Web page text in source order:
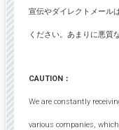
宣伝やダイレクトメール
ください。あまりに悪質
CAUTION：
We are constantly
various companies,